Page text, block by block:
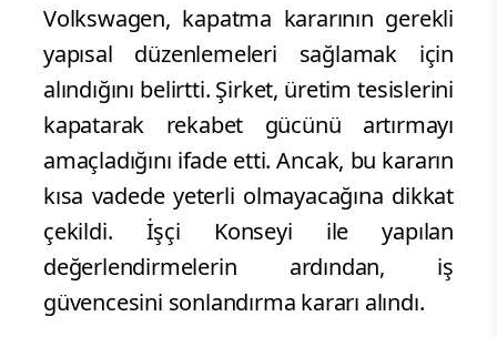
Volkswagen, kapatma kararının gerekli
yapısal düzenlemeleri sağlamak için
alındığını belirtti. Şirket, üretim tesislerini
kapatarak rekabet gücünü artırmayı
amaçladığını ifade etti. Ancak, bu kararın
kısa vadede yeterli olmayacağına dikkat
çekildi. İşçi Konseyi ile yapılan
değerlendirmelerin ardından, iş
güvencesini sonlandırma kararı alındı.